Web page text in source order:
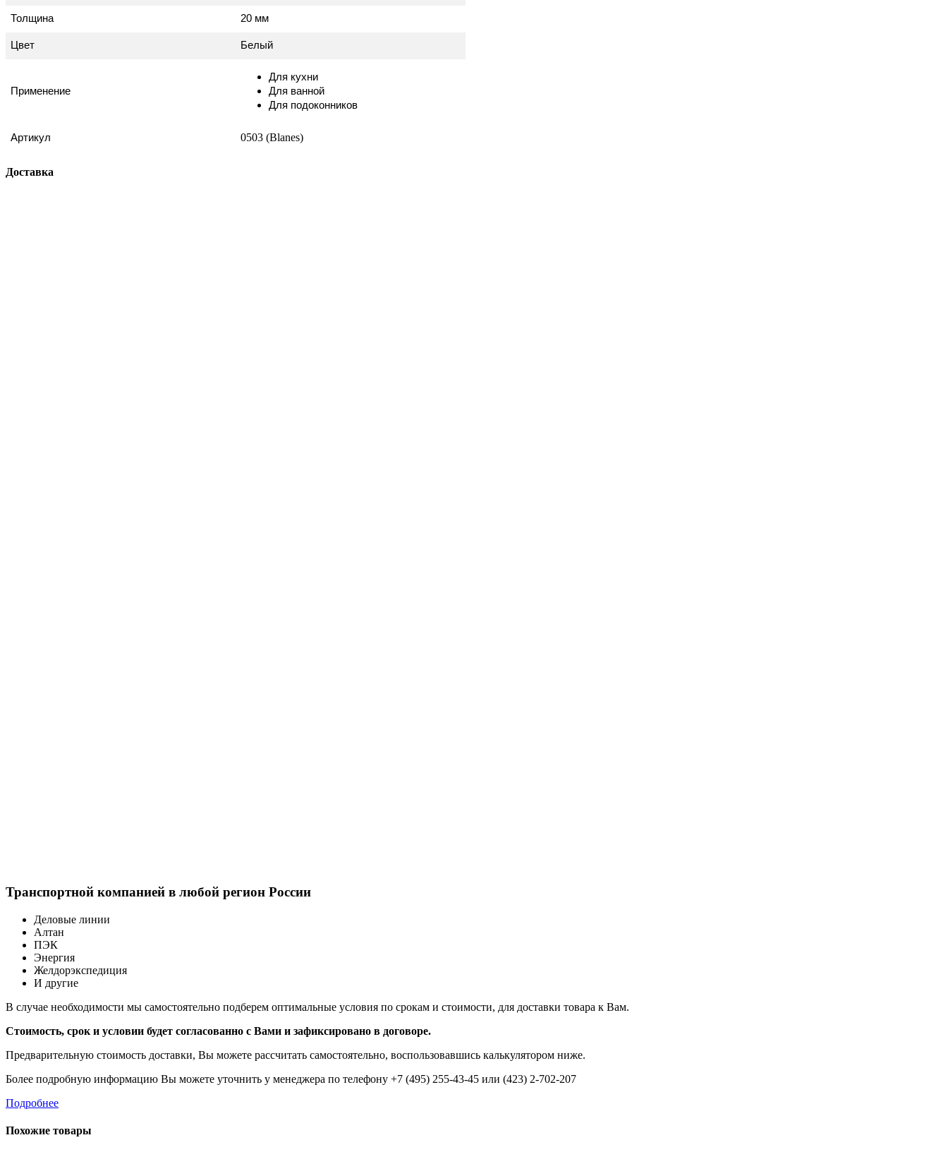
Толщина 20 мм
Цвет Белый
Применение
Для кухни
Для ванной
Для подоконников
Артикул 0503 (Blanes)
Доставка
Транспортной компанией в любой регион России
Деловые линии
Алтан
ПЭК
Энергия
Желдорэкспедиция
И другие
В случае необходимости мы самостоятельно подберем оптимальные условия по срокам и стоимости, для доставки товара к Вам.
Стоимость, срок и условии будет согласованно с Вами и зафиксировано в договоре.
Предварительную стоимость доставки, Вы можете рассчитать самостоятельно, воспользовавшись калькулятором ниже.
Более подробную информацию Вы можете уточнить у менеджера по телефону +7 (495) 255-43-45 или (423) 2-702-207
Подробнее
Похожие товары